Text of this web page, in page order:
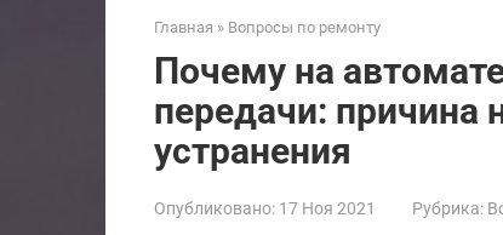
Главная » Вопросы по ремонту
Почему на
передачи: причина
устранения
Опубликовано: 17 Ноя 2021 Рубрика: